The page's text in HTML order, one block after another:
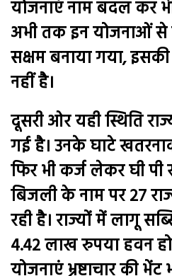
योजनाएं नाम बदल कर
अभी तक इन योजनाओं से
सक्षम बनाया गया,
नहीं है।
दूसरी ओर यही स्थिति
गई है। उनके घाटे
फिर भी कर्ज लेकर घी पी
बिजली के नाम पर 27
रही है। राज्यों में लागू
4.42 लाख रुपया हवन